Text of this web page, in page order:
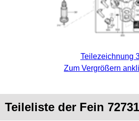
Teilezeichnung
Zum Vergrößern
Teileliste der Fein